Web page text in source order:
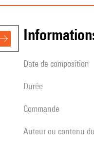
date de composition
durée
Commande
Auteur ou contenu